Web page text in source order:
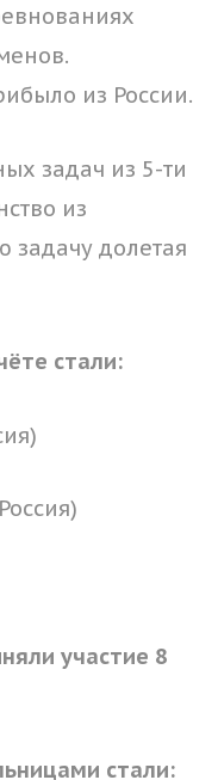
из России.
задач из 5-ти
из
задачу долетая
стали:
участие 8
стали: